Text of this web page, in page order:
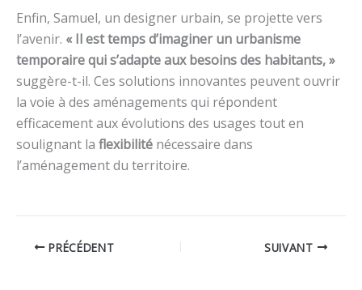
Enfin, Samuel, un designer urbain, se projette vers
l’avenir. « Il est temps d’imaginer un urbanisme
temporaire qui s’adapte aux besoins des habitants, »
suggère-t-il. Ces solutions innovantes peuvent ouvrir
la voie à des aménagements qui répondent
efficacement aux évolutions des usages tout en
soulignant la flexibilité nécessaire dans
l’aménagement du territoire.
PRÉCÉDENT SUIVANT